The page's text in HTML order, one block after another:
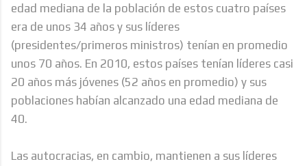
edad mediana de la población de estos cuatro países
era de unos 34 años y sus líderes
(presidentes/primeros ministros) tenían en promedio
unos 70 años. En 2010, estos países tenían líderes casi
20 años más jóvenes (52 años en promedio) y sus
poblaciones habían alcanzado una edad mediana de
40.
Las autocracias, en cambio, mantienen a sus líderes